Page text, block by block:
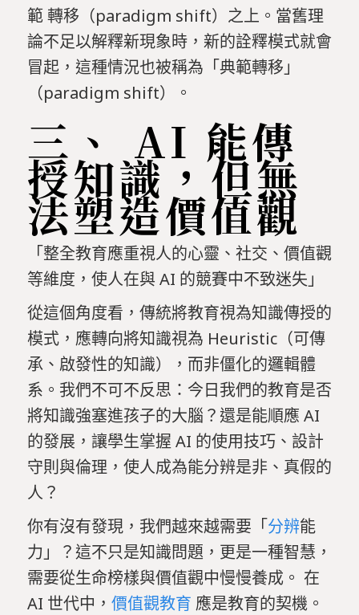
範 轉移（paradigm shift）之上。當舊理
論不足以解釋新現象時，新的詮釋模式就會
冒起，這種情況也被稱為「典範轉移」
（paradigm shift）。
三、 AI 能傳
授知識，但無
法塑造價值觀
「整全教育應重視人的心靈、社交、價值觀
等維度，使人在與 AI 的競賽中不致迷失」
從這個角度看，傳統將教育視為知識傳授的
模式，應轉向將知識視為 Heuristic（可傳
承、啟發性的知識），而非僵化的邏輯體
系。我們不可不反思：今日我們的教育是否
將知識強塞進孩子的大腦？還是能順應 AI
的發展，讓學生掌握 AI 的使用技巧、設計
守則與倫理，使人成為能分辨是非、真假的
人？
你有沒有發現，我們越來越需要「分辨能
力」？這不只是知識問題，更是一種智慧，
需要從生命榜樣與價值觀中慢慢養成。 在
AI 世代中， 價值觀教育 應是教育的契機。